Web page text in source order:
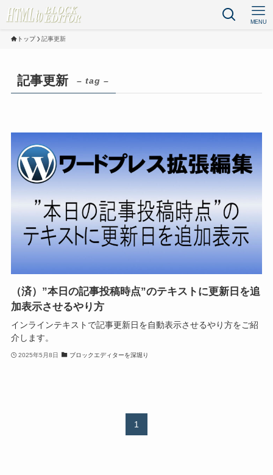
MENU
トップ 記事更新
記事更新 – tag –
（済）”本日の記事投稿時点”のテキストに更新日を追
加表示させるやり方
インラインテキストで記事更新日を自動表示させるやり方をご紹
介します。
2025年5月8日 ブロックエディターを深堀り
1